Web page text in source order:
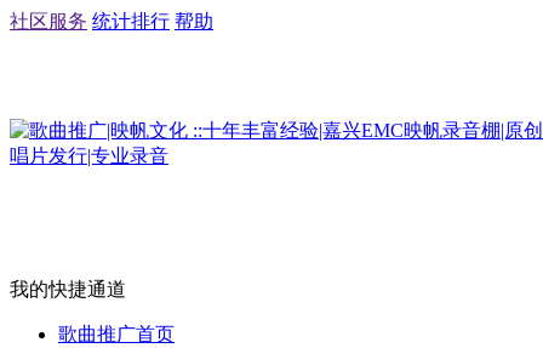
社区服务 统计排行 帮助
我的快捷通道
歌曲推广首页